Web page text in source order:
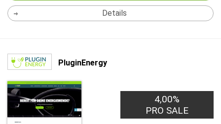
Details
PluginEnergy
4,00%
PRO SALE